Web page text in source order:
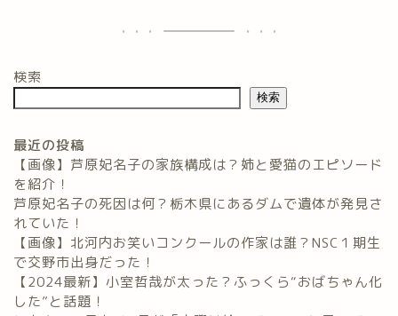
検索
検索
最近の投稿
【画像】芦原妃名子の家族構成は？姉と愛猫のエピソード
を紹介！
芦原妃名子の死因は何？栃木県にあるダムで遺体が発見さ
れていた！
【画像】北河内お笑いコンクールの作家は誰？NSC１期生
で交野市出身だった！
【2024最新】小室哲哉が太った？ふっくら“おばちゃん化
した”と話題！